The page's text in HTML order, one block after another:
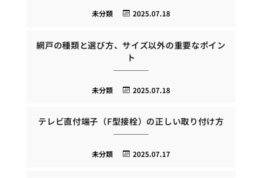
2025.07.18
未分類
網戸の種類と選び方、サイズ以外の重要なポイン
ト
2025.07.18
未分類
テレビ直付端子（F型接栓）の正しい取り付け方
2025.07.17
未分類